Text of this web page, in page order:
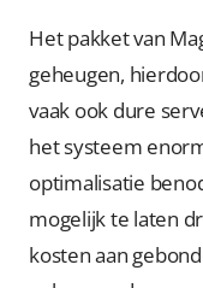
Het pakket van
geheugen,
vaak ook dure
het systeem
optimalisatie
mogelijk te laten
kosten aan